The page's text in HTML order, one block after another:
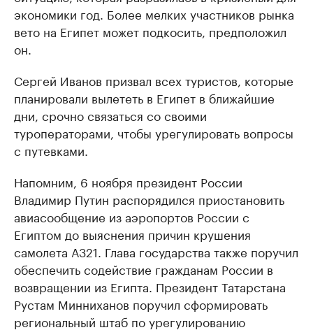
экономики год. Более мелких участников рынка
вето на Египет может подкосить, предположил
он.
Сергей Иванов призвал всех туристов, которые
планировали вылететь в Египет в ближайшие
дни, срочно связаться со своими
туроператорами, чтобы урегулировать вопросы
с путевками.
Напомним, 6 ноября президент России
Владимир Путин распорядился приостановить
авиасообщение из аэропортов России с
Египтом до выяснения причин крушения
самолета А321. Глава государства также поручил
обеспечить содействие гражданам России в
возвращении из Египта. Президент Татарстана
Рустам Минниханов поручил сформировать
региональный штаб по урегулированию